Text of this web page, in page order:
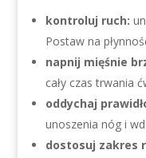
kontroluj ruch:
Postaw na
napnij mięśnie
cały czas trwania
oddychaj
unoszenia nóg i
dostosuj zakres